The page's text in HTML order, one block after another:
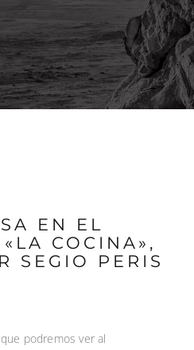
EN EL
COCINA»,
SEGIO PERIS
podremos ver al